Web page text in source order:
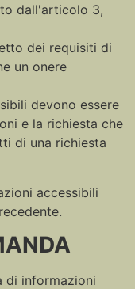
dall'articolo 3,
dei requisiti di
un onere
devono essere
e la richiesta che
di una richiesta
accessibili
di informazioni